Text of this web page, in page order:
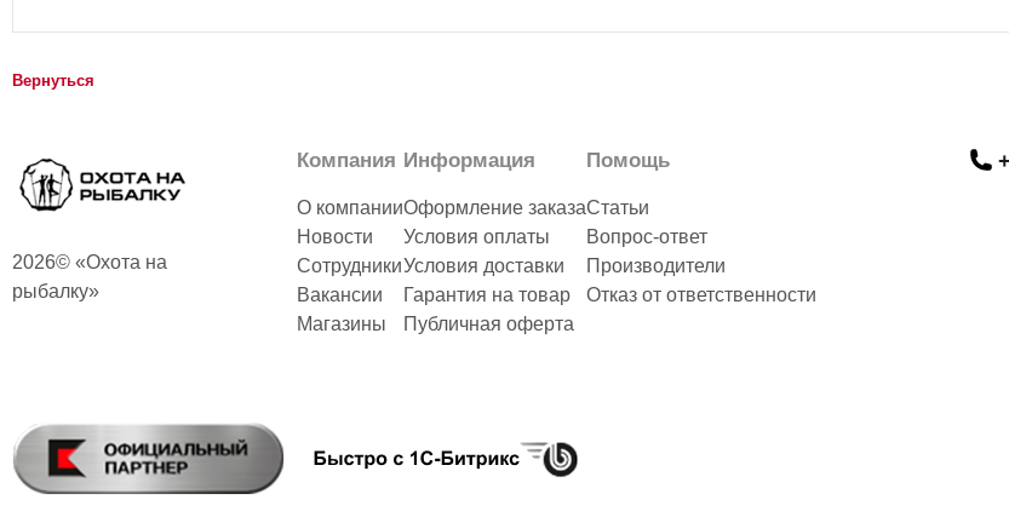
Вернуться
2026© «Охота на
рыбалку»
Компания
О компании
Новости
Сотрудники
Вакансии
Магазины
Информация
Оформление заказа
Условия оплаты
Условия доставки
Гарантия на товар
Публичная оферта
Помощь
Статьи
Вопрос-ответ
Производители
Отказ от ответственности